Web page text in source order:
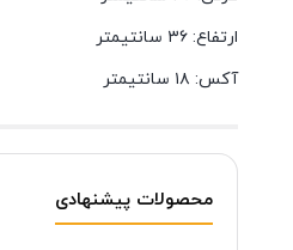
ارتفاع: ۳۶ سانتیمتر
آکس: ۱۸ سانتیمتر
محصولات پیشنهادی